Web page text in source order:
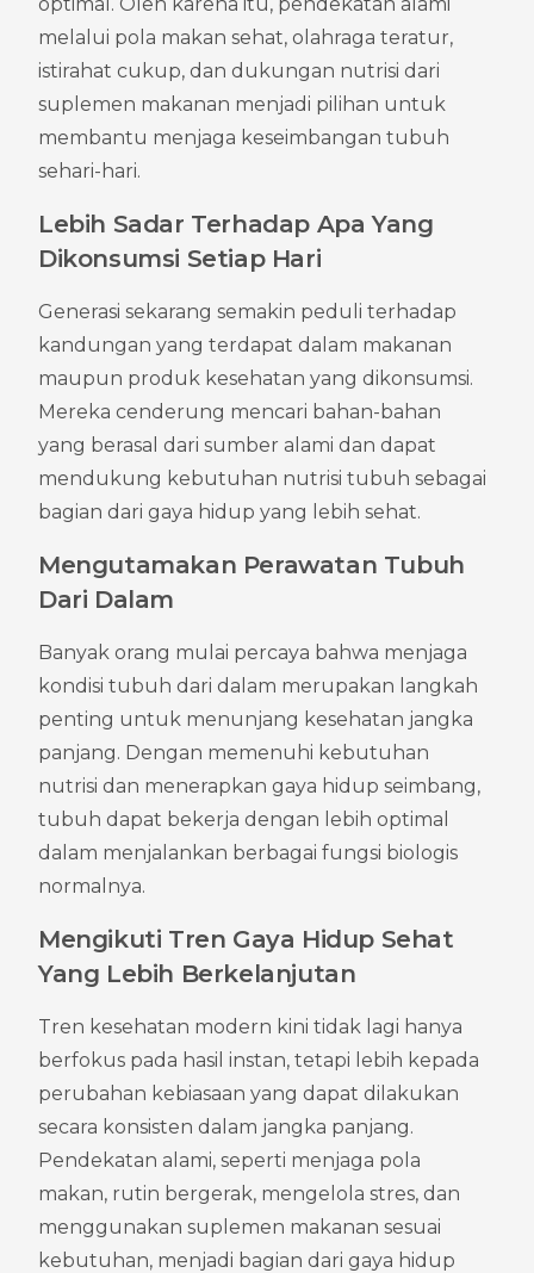
melalui pola makan sehat, olahraga teratur,
istirahat cukup, dan dukungan nutrisi dari
suplemen makanan menjadi pilihan untuk
membantu menjaga keseimbangan tubuh
sehari-hari.
Lebih Sadar Terhadap Apa Yang
Dikonsumsi Setiap Hari
Generasi sekarang semakin peduli terhadap
kandungan yang terdapat dalam makanan
maupun produk kesehatan yang dikonsumsi.
Mereka cenderung mencari bahan-bahan
yang berasal dari sumber alami dan dapat
mendukung kebutuhan nutrisi tubuh sebagai
bagian dari gaya hidup yang lebih sehat.
Mengutamakan Perawatan Tubuh
Dari Dalam
Banyak orang mulai percaya bahwa menjaga
kondisi tubuh dari dalam merupakan langkah
penting untuk menunjang kesehatan jangka
panjang. Dengan memenuhi kebutuhan
nutrisi dan menerapkan gaya hidup seimbang,
tubuh dapat bekerja dengan lebih optimal
dalam menjalankan berbagai fungsi biologis
normalnya.
Mengikuti Tren Gaya Hidup Sehat
Yang Lebih Berkelanjutan
Tren kesehatan modern kini tidak lagi hanya
berfokus pada hasil instan, tetapi lebih kepada
perubahan kebiasaan yang dapat dilakukan
secara konsisten dalam jangka panjang.
Pendekatan alami, seperti menjaga pola
makan, rutin bergerak, mengelola stres, dan
menggunakan suplemen makanan sesuai
kebutuhan, menjadi bagian dari gaya hidup